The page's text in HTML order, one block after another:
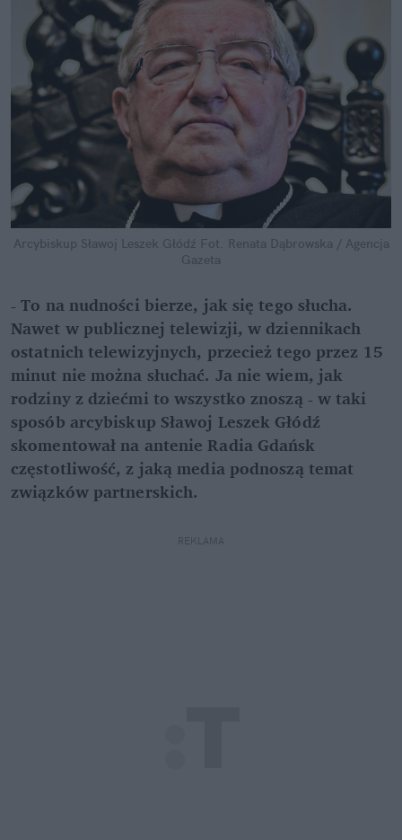
Arcybiskup Sławoj Leszek Głódź Fot. Renata Dąbrowska / Agencja
Gazeta
- To na nudności bierze, jak się tego słucha.
Nawet w publicznej telewizji, w dziennikach
ostatnich telewizyjnych, przecież tego przez 15
minut nie można słuchać. Ja nie wiem, jak
rodziny z dziećmi to wszystko znoszą - w taki
sposób arcybiskup Sławoj Leszek Głódź
skomentował na antenie Radia Gdańsk
częstotliwość, z jaką media podnoszą temat
związków partnerskich.
REKLAMA